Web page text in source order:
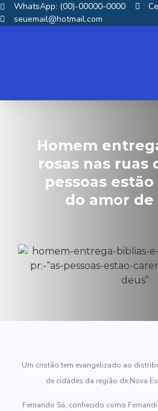
WhatsApp: (00)-00000-0000
seuemail@hotmail.com
Homem
rosas nas ruas
pessoas
do amor de
Um cristão tem evangelizado ao
de cidades da região de Nova
Fernando Sá, conhecido como